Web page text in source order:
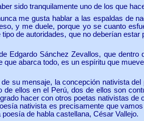
sido tranquilamente uno de los que
me gusta hablar a las espaldas de
y me duele, porque yo se cuanto
de autoridades, que no deberían
Edgardo Sánchez Zevallos, que
abarca todo, es un espíritu que
su mensaje, la concepción nativista
ellos en el Perú, dos de ellos son
hacer con otros poetas nativistas
nativista es precisamente que
de habla castellana, César Vallejo.